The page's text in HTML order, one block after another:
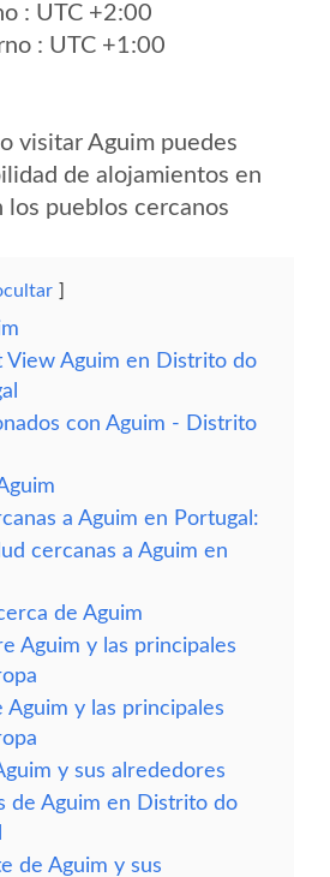
: UTC +2:00
: UTC +1:00
visitar Aguim puedes
de alojamientos en
pueblos cercanos
View Aguim en Distrito do
con Aguim - Distrito
a Aguim en Portugal:
cercanas a Aguim en
de Aguim
Aguim y las principales
Aguim y las principales
y sus alrededores
de Aguim en Distrito do
de Aguim y sus